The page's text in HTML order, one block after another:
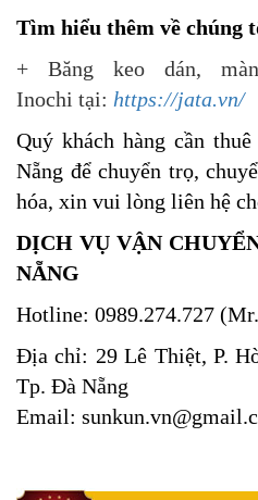
Tìm hiểu thêm về chúng
+ Băng keo dán,
Inochi tại: https://jata.vn/
Quý khách hàng cần
Nẵng để chuyển trọ,
hóa, xin vui lòng liên hệ
DỊCH VỤ VẬN
NẴNG
Hotline: 0989.274.727
Địa chỉ: 29 Lê Thiệt, P.
Tp. Đà Nẵng
Email: